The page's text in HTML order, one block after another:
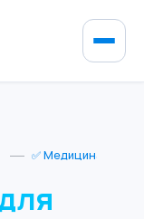
✅ Медицина и